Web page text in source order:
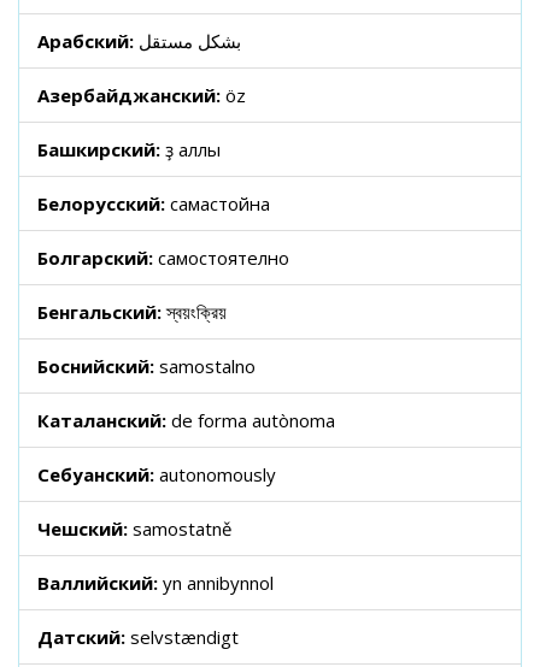
Арабский: بشكل مستقل
Азербайджанский: öz
Башкирский: үҙ аллы
Белорусский: самастойна
Болгарский: самостоятелно
Бенгальский:স্বয়ংক্রিয়
Боснийский: samostalno
Каталанский: de forma autònoma
Себуанский: autonomously
Чешский: samostatně
Валлийский: yn annibynnol
Датский: selvstændigt